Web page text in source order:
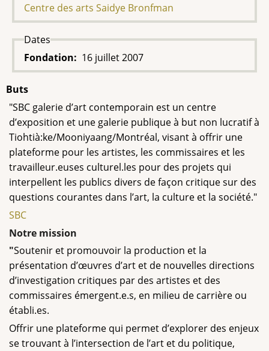
Centre des arts Saidye Bronfman
Dates
Fondation
16 juillet 2007
Buts
"SBC galerie d’art contemporain est un centre
d’exposition et une galerie publique à but non lucratif à
Tiohtià:ke/Mooniyaang/Montréal, visant à offrir une
plateforme pour les artistes, les commissaires et les
travailleur.euses culturel.les pour des projets qui
interpellent les publics divers de façon critique sur des
questions courantes dans l’art, la culture et la société."
SBC
Notre mission
"Soutenir et promouvoir la production et la
présentation d’œuvres d’art et de nouvelles directions
d’investigation critiques par des artistes et des
commissaires émergent.e.s, en milieu de carrière ou
établi.es.
Offrir une plateforme qui permet d’explorer des enjeux
se trouvant à l’intersection de l’art et du politique,